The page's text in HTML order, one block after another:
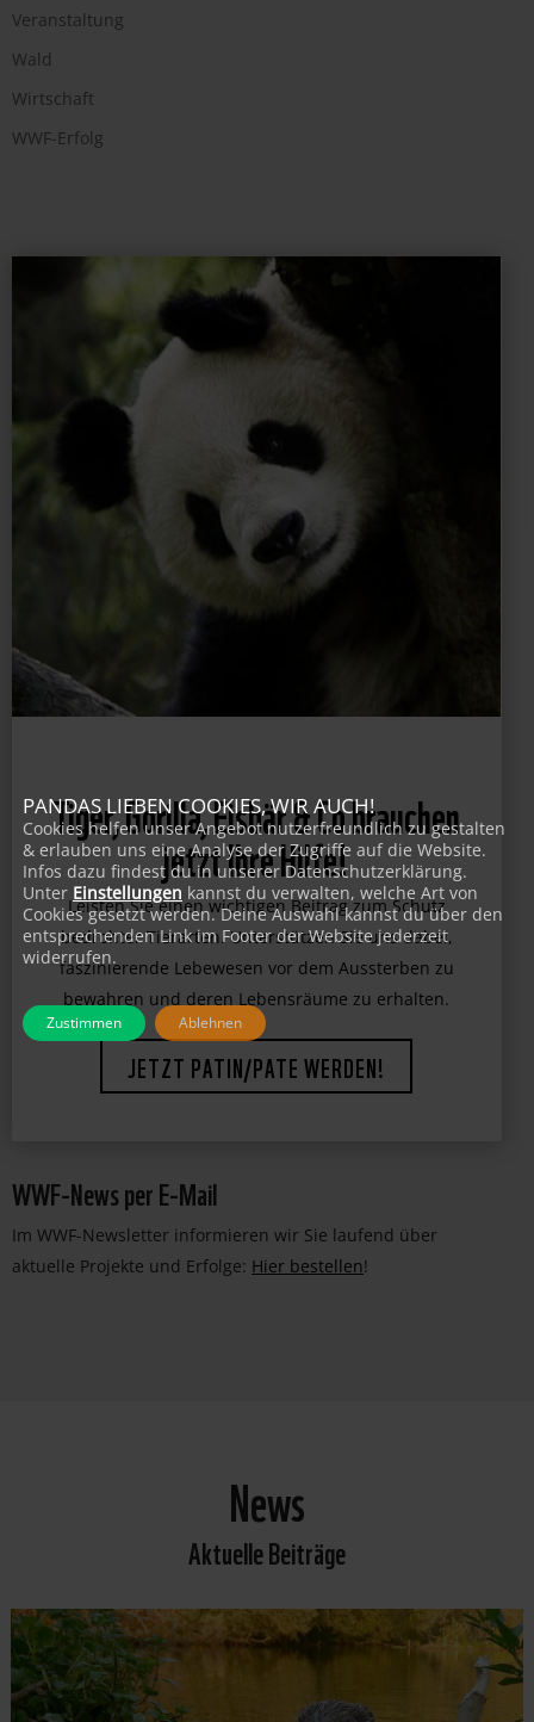
Veranstaltung
Wald
Wirtschaft
WWF-Erfolg
Tiger, Gorilla, Eisbär & Co brauchen
jetzt Ihre Hilfe!
Leisten Sie einen wichtigen Beitrag zum Schutz
bedrohter Tierarten. Unterstützen Sie uns dabei,
faszinierende Lebewesen vor dem Aussterben zu
bewahren und deren Lebensräume zu erhalten.
JETZT PATIN/PATE WERDEN!
WWF-News per E-Mail
Im WWF-Newsletter informieren wir Sie laufend über
aktuelle Projekte und Erfolge: Hier bestellen!
News
Aktuelle Beiträge
PANDAS LIEBEN COOKIES, WIR AUCH!
Cookies helfen unser Angebot nutzerfreundlich zu gestalten
& erlauben uns eine Analyse der Zugriffe auf die Website.
Infos dazu findest du in unserer Datenschutzerklärung.
Unter Einstellungen kannst du verwalten, welche Art von
Cookies gesetzt werden. Deine Auswahl kannst du über den
entsprechenden Link im Footer der Website jederzeit
widerrufen.
Zustimmen Ablehnen